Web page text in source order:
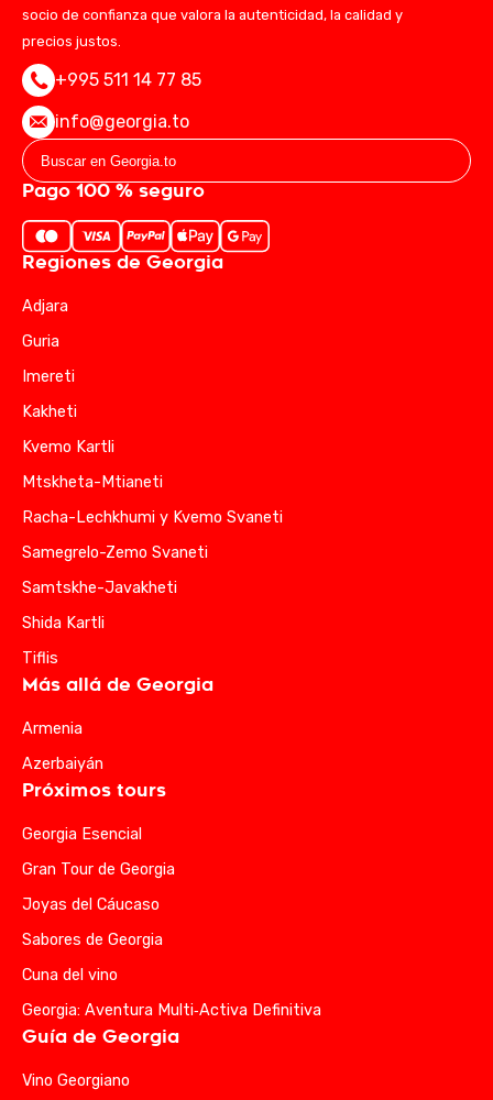
socio de confianza que valora la autenticidad, la calidad y
precios justos.
+995 511 14 77 85
info@georgia.to
Pago 100 % seguro
Regiones de Georgia
Adjara
Guria
Imereti
Kakheti
Kvemo Kartli
Mtskheta-Mtianeti
Racha-Lechkhumi y Kvemo Svaneti
Samegrelo-Zemo Svaneti
Samtskhe-Javakheti
Shida Kartli
Tiflis
Más allá de Georgia
Armenia
Azerbaiyán
Próximos tours
Georgia Esencial
Gran Tour de Georgia
Joyas del Cáucaso
Sabores de Georgia
Cuna del vino
Georgia: Aventura Multi‑Activa Definitiva
Guía de Georgia
Vino Georgiano